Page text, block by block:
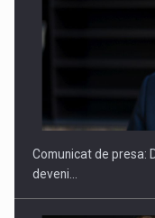
ROOTED IN
Comunicat de presa:
deveni…